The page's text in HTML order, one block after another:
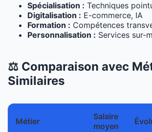
Spécialisation : Techniques
Digitalisation : E-commerce, IA
Formation : Compétences
Personnalisation : Services sur-
⚖️ Comparaison avec
Similaires
Métier
Salaire
moyen